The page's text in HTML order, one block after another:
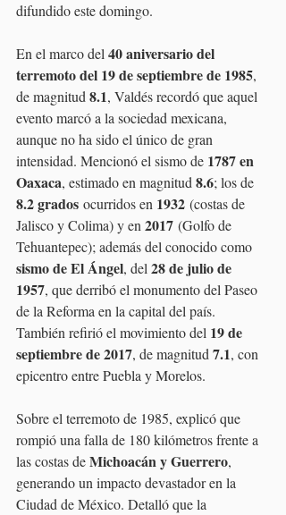
difundido este domingo.
En el marco del 40 aniversario del
terremoto del 19 de septiembre de 1985,
de magnitud 8.1, Valdés recordó que aquel
evento marcó a la sociedad mexicana,
aunque no ha sido el único de gran
intensidad. Mencionó el sismo de 1787 en
Oaxaca, estimado en magnitud 8.6; los de
8.2 grados ocurridos en 1932 (costas de
Jalisco y Colima) y en 2017 (Golfo de
Tehuantepec); además del conocido como
sismo de El Ángel, del 28 de julio de
1957, que derribó el monumento del Paseo
de la Reforma en la capital del país.
También refirió el movimiento del 19 de
septiembre de 2017, de magnitud 7.1, con
epicentro entre Puebla y Morelos.
Sobre el terremoto de 1985, explicó que
rompió una falla de 180 kilómetros frente a
las costas de Michoacán y Guerrero,
generando un impacto devastador en la
Ciudad de México. Detalló que la